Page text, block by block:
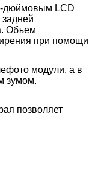
дюймовым LCD
Объем
при помощи
модули, а в
зумом.
позволяет